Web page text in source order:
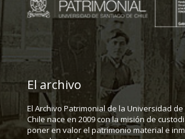
El archivo
El Archivo Patrimonial de la Universidad
Chile nace en 2009 con la misión de
poner en valor el patrimonio material e